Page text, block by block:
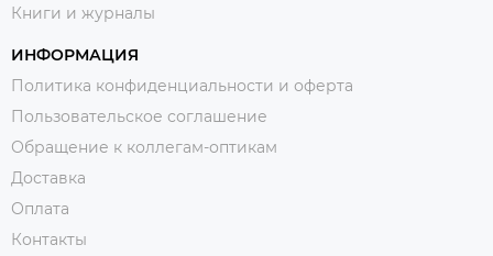
Книги и журналы
ИНФОРМАЦИЯ
Политика конфиденциальности и оферта
Пользовательское соглашение
Обращение к коллегам-оптикам
Доставка
Оплата
Контакты